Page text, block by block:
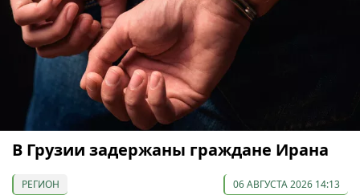
В Грузии задержаны граждане Ирана
РЕГИОН 06 АВГУСТА 2026 14:13